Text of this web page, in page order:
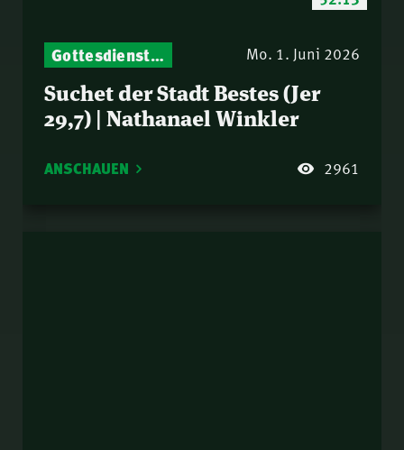
Gottesdienst-Botschaften – Jeden Sonntag neu: Aktuelle Predigten vom Mitternachtsruf Mo. 1. Juni 2026
Suchet der Stadt Bestes (Jer
29,7) | Nathanael Winkler
ANSCHAUEN 2961